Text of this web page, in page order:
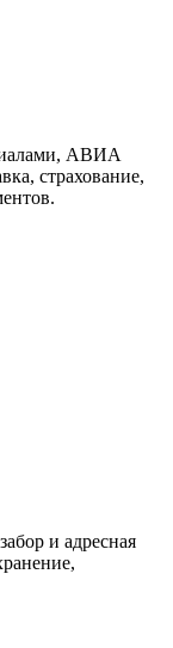
АВИА
страхование,
и адресная